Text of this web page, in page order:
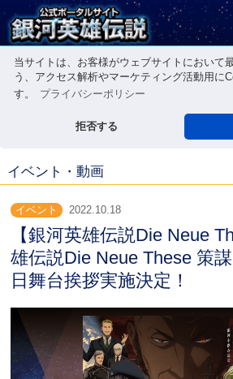
当サイトは、お客様がウェブサイトにおいて
う、アクセス解析やマーケティング活動用に
す。
プライバシーポリシー
拒否する
イベント・動画
イベント 2022.10.18
【銀河英雄伝説Die Neue
雄伝説Die Neue These 策
日舞台挨拶実施決定！